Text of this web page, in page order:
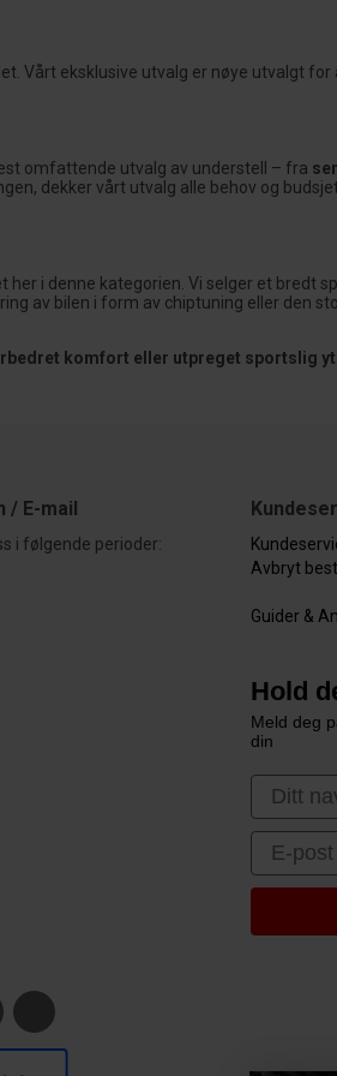
Vårt eksklusive utvalg er nøye utvalgt
omfattende utvalg av understell – fra
dekker vårt utvalg alle behov og
i denne kategorien. Vi selger et bredt
av bilen i form av chiptuning eller den
komfort eller utpreget sportslig
/ E-mail
i følgende perioder:
Avbryt
Guider &
Hold
Meld deg
din
First
Email